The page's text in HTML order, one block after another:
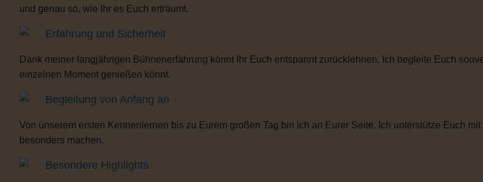
und genau so, wie Ihr es Euch erträumt.
Erfahrung und Sicherheit
Dank meiner langjährigen Bühnenerfahrung könnt Ihr Euch entspannt zurücklehnen. Ich begleite Euch
einzelnen Moment genießen könnt.
Begleitung von Anfang an
Von unserem ersten Kennenlernen bis zu Eurem großen Tag bin ich an Eurer Seite. Ich unterstütze Euch
besonders machen.
Besondere Highlights